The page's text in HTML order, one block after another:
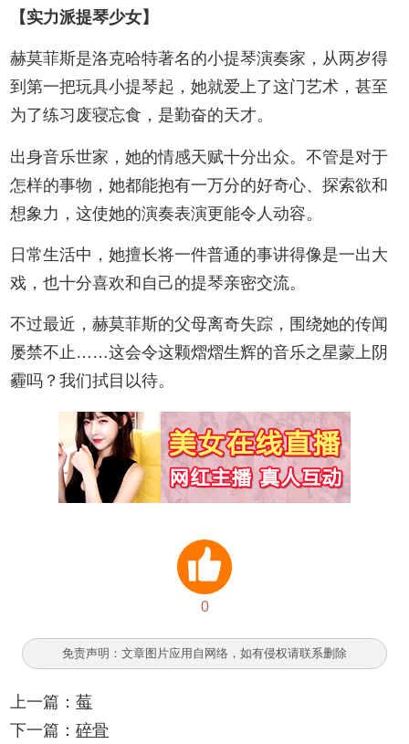
【实力派提琴少女】
赫莫菲斯是洛克哈特著名的小提琴演奏家，从两岁得
到第一把玩具小提琴起，她就爱上了这门艺术，甚至
为了练习废寝忘食，是勤奋的天才。
出身音乐世家，她的情感天赋十分出众。不管是对于
怎样的事物，她都能抱有一万分的好奇心、探索欲和
想象力，这使她的演奏表演更能令人动容。
日常生活中，她擅长将一件普通的事讲得像是一出大
戏，也十分喜欢和自己的提琴亲密交流。
不过最近，赫莫菲斯的父母离奇失踪，围绕她的传闻
屡禁不止……这会令这颗熠熠生辉的音乐之星蒙上阴
霾吗？我们拭目以待。
0
免责声明：文章图片应用自网络，如有侵权请联系删除
上一篇：莓
下一篇：碎骨